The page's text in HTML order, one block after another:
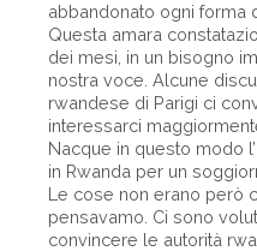
abbandonato ogni forma
Questa amara
dei mesi, in un bisogno
nostra voce. Alcune
rwandese di Parigi ci
interessarci
Nacque in questo modo
in Rwanda per un
Le cose non erano però
pensavamo. Ci sono
convincere le autorità